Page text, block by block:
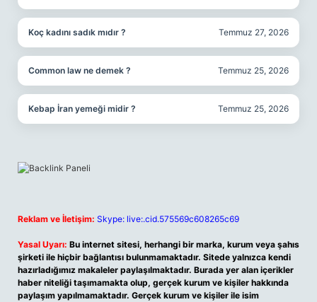
Koç kadını sadık mıdır ? Temmuz 27, 2026
Common law ne demek ? Temmuz 25, 2026
Kebap İran yemeği midir ? Temmuz 25, 2026
Reklam ve İletişim: Skype: live:.cid.575569c608265c69
Yasal Uyarı: Bu internet sitesi, herhangi bir marka, kurum veya şahıs
şirketi ile hiçbir bağlantısı bulunmamaktadır. Sitede yalnızca kendi
hazırladığımız makaleler paylaşılmaktadır. Burada yer alan içerikler
haber niteliği taşımamakta olup, gerçek kurum ve kişiler hakkında
paylaşım yapılmamaktadır. Gerçek kurum ve kişiler ile isim